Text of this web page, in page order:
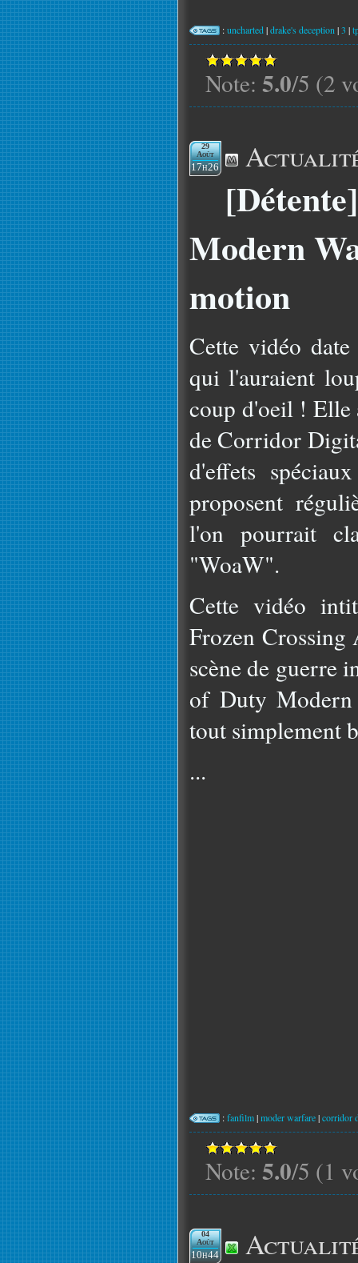
:uncharted|drake's deception |3 |
Note: 5.0/5 (2
29
Août
17h26
Modern
motion
Cette vidéo
qui l'auraient
coup d'oeil ! Elle
de Corridor
d'effets
proposent
l'on pourrait
"WoaW".
Cette vidéo
Frozen Crossing
scène de guerre
of Duty Modern
tout simplement
...
:fanfilm|moder warfare|corridor
Note: 5.0/5 (1
04
Août
10h44